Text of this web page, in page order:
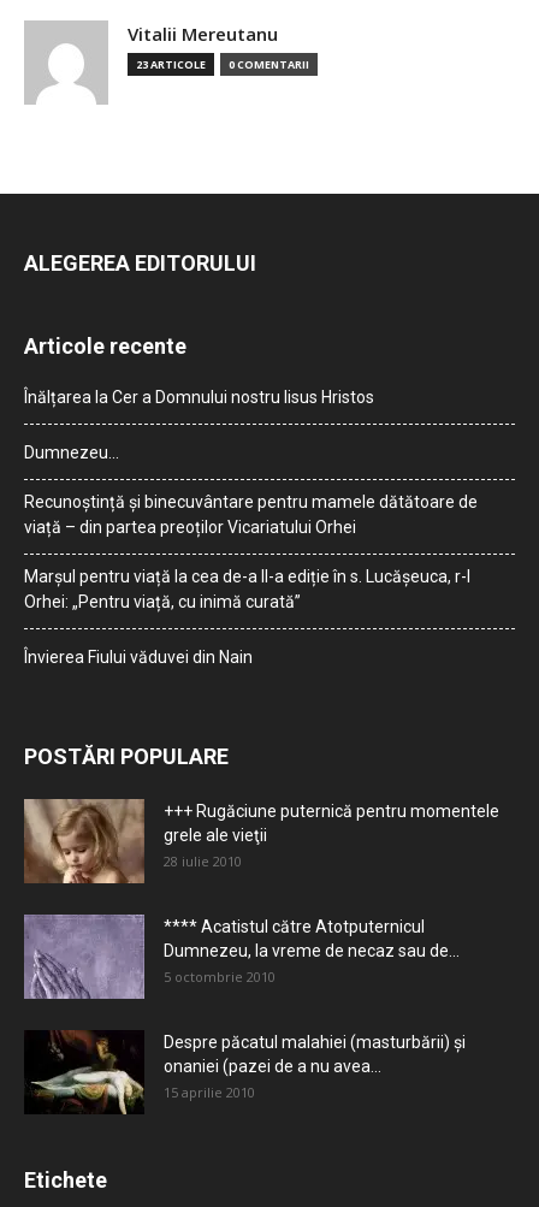
Vitalii Mereutanu
23 ARTICOLE 0 COMENTARII
ALEGEREA EDITORULUI
Articole recente
Înălțarea la Cer a Domnului nostru Iisus Hristos
Dumnezeu…
Recunoștință și binecuvântare pentru mamele dătătoare de
viață – din partea preoților Vicariatului Orhei
Marșul pentru viață la cea de-a II-a ediție în s. Lucășeuca, r-l
Orhei: „Pentru viață, cu inimă curată”
Învierea Fiului văduvei din Nain
POSTĂRI POPULARE
+++ Rugăciune puternică pentru momentele
grele ale vieţii
28 iulie 2010
**** Acatistul către Atotputernicul
Dumnezeu, la vreme de necaz sau de...
5 octombrie 2010
Despre păcatul malahiei (masturbării) şi
onaniei (pazei de a nu avea...
15 aprilie 2010
Etichete